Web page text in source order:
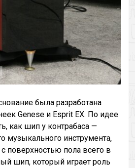
была разработана
Genese и Esprit EX. По идее
как шип у контрабаса —
музыкального инструмента,
поверхностью пола всего в
шип, который играет роль